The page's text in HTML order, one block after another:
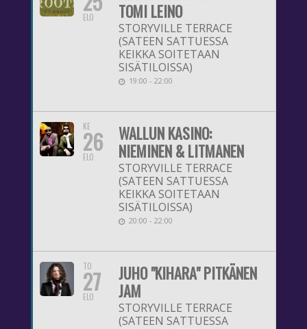
ELO
TOMI LEINO
STORYVILLE TERRACE
(SATEEN SATTUESSA
KEIKKA SOITETAAN
SISÄTILOISSA)
19:00 - 22:00
KE
26
ELO
WALLUN KASINO:
NIEMINEN & LITMANEN
STORYVILLE TERRACE
(SATEEN SATTUESSA
KEIKKA SOITETAAN
SISÄTILOISSA)
20:00 - 22:00
TO
27
ELO
JUHO "KIHARA" PITKÄNEN
JAM
STORYVILLE TERRACE
(SATEEN SATTUESSA